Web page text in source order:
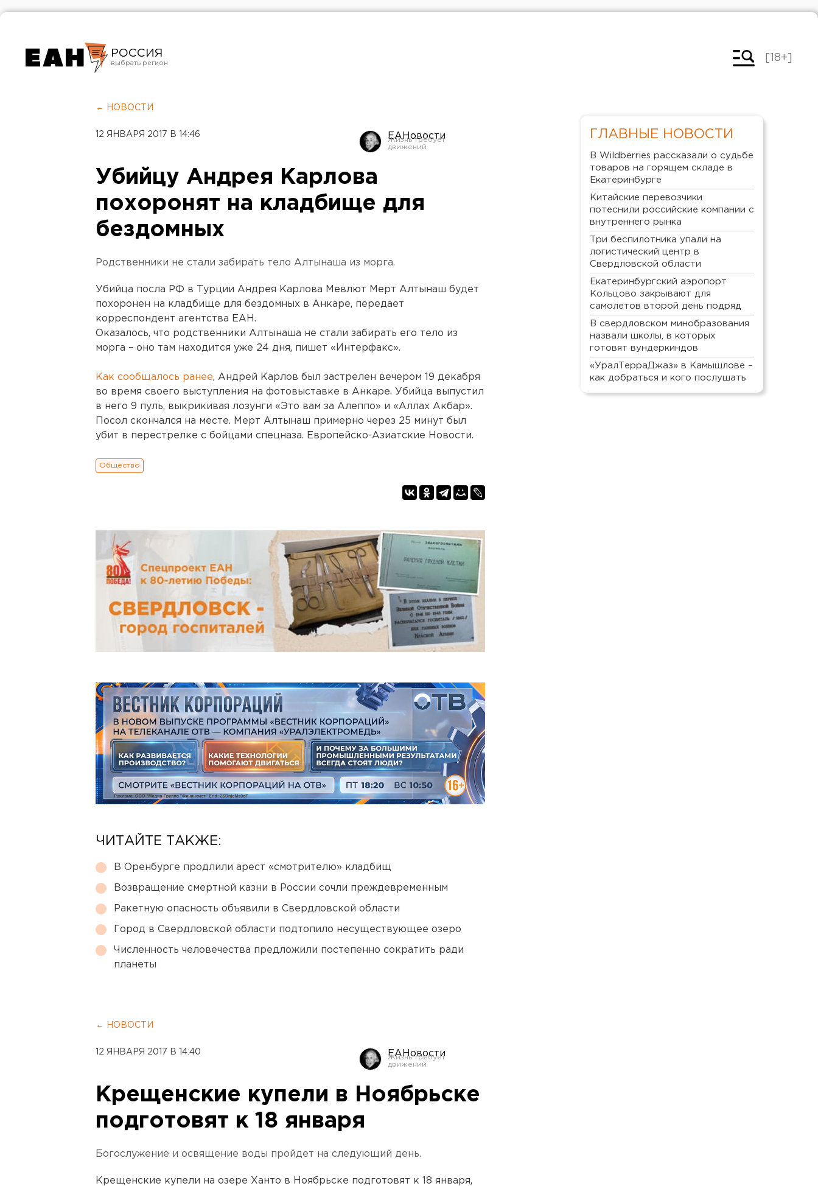
РОССИЯ
Челябинск
[18+]
← НОВОСТИ
12 ЯНВАРЯ 2017 В 14:46 ЕАНовости
Убийцу Андрея Карлова
похоронят на кладбище для
бездомных
Родственники не стали забирать тело Алтынаша из морга.
Убийца посла РФ в Турции Андрея Карлова Мевлют Мерт Алтынаш будет
похоронен на кладбище для бездомных в Анкаре, передает
корреспондент агентства ЕАН.
Оказалось, что родственники Алтынаша не стали забирать его тело из
морга – оно там находится уже 24 дня, пишет «Интерфакс».
Как сообщалось ранее, Андрей Карлов был застрелен вечером 19 декабря
во время своего выступления на фотовыставке в Анкаре. Убийца выпустил
в него 9 пуль, выкрикивая лозунги «Это вам за Алеппо» и «Аллах Акбар».
Посол скончался на месте. Мерт Алтынаш примерно через 25 минут был
убит в перестрелке с бойцами спецназа. Европейско-Азиатские Новости.
Общество
ЧИТАЙТЕ ТАКЖЕ:
В Оренбурге продлили арест «смотрителю» кладбищ
Возвращение смертной казни в России сочли преждевременным
Ракетную опасность объявили в Свердловской области
Город в Свердловской области подтопило несуществующее озеро
Численность человечества предложили постепенно сократить ради
планеты
← НОВОСТИ
12 ЯНВАРЯ 2017 В 14:40 ЕАНовости
Крещенские купели в Ноябрьске
подготовят к 18 января
Богослужение и освящение воды пройдет на следующий день.
Крещенские купели на озере Ханто в Ноябрьске подготовят к 18 января,
ГЛАВНЫЕ НОВОСТИ
В Wildberries рассказали о судьбе
товаров на горящем складе в
Екатеринбурге
Китайские перевозчики
потеснили российские компании с
внутреннего рынка
Три беспилотника упали на
логистический центр в
Свердловской области
Екатеринбургский аэропорт
Кольцово закрывают для
самолетов второй день подряд
В свердловском минобразования
назвали школы, в которых
готовят вундеркиндов
«УралТерраДжаз» в Камышлове –
как добраться и кого послушать